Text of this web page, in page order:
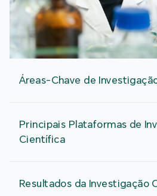
Áreas-Chave de
Principais Plataformas de
Científica
Resultados da Investigação